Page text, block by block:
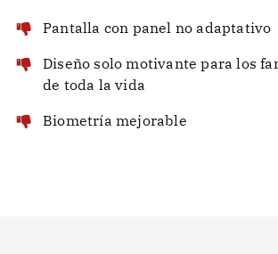
Pantalla con panel no adaptativo
Diseño solo motivante para los
de toda la vida
Biometría mejorable